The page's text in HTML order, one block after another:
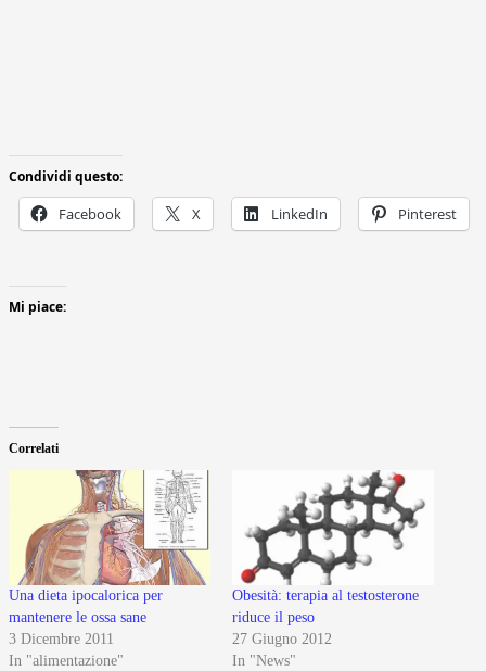
Condividi questo:
Facebook X LinkedIn Pinterest
Mi piace:
Correlati
Una dieta ipocalorica per
mantenere le ossa sane
3 Dicembre 2011
In "alimentazione"
Obesità: terapia al testosterone
riduce il peso
27 Giugno 2012
In "News"